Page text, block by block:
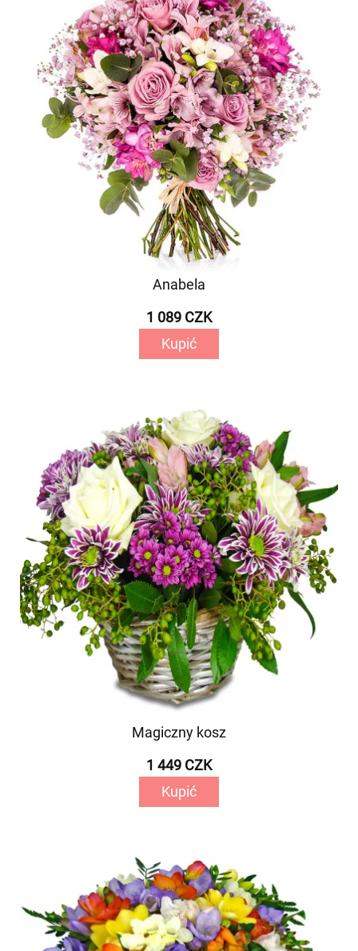
Anabela
1 089 CZK
Kupić
Magiczny kosz
1 449 CZK
Kupić